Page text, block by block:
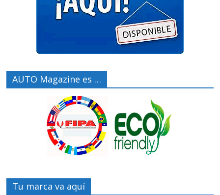
AUTO Magazine es …
Tu marca va aquí